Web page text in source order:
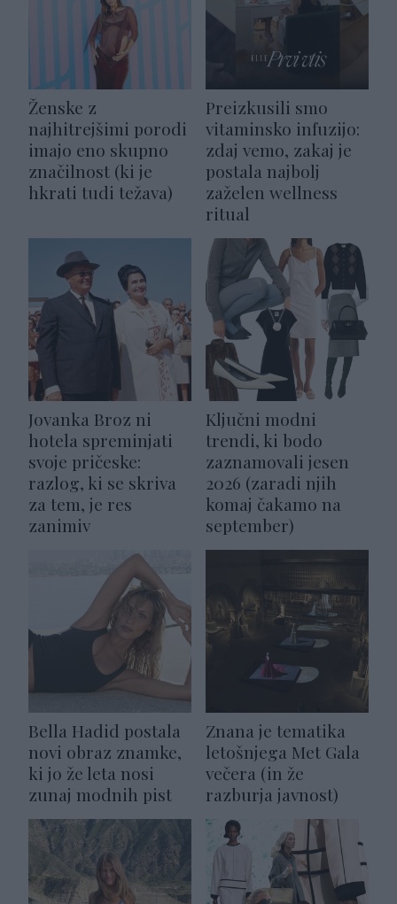
Ženske z
najhitrejšimi porodi
imajo eno skupno
značilnost (ki je
hkrati tudi težava)
Preizkusili smo
vitaminsko infuzijo:
zdaj vemo, zakaj je
postala najbolj
zaželen wellness
ritual
Jovanka Broz ni
hotela spreminjati
svoje pričeske:
razlog, ki se skriva
za tem, je res
zanimiv
Ključni modni
trendi, ki bodo
zaznamovali jesen
2026 (zaradi njih
komaj čakamo na
september)
Bella Hadid postala
novi obraz znamke,
ki jo že leta nosi
zunaj modnih pist
Znana je tematika
letošnjega Met Gala
večera (in že
razburja javnost)